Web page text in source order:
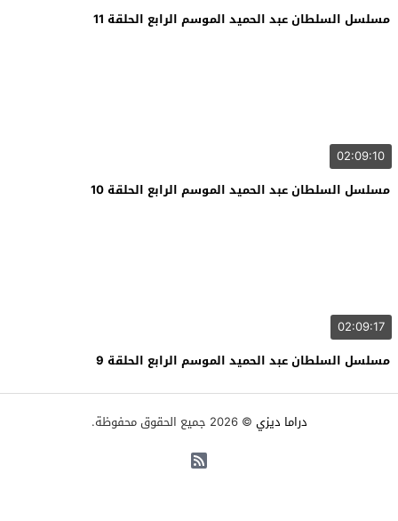
مسلسل السلطان عبد الحميد الموسم الرابع الحلقة 11
02:09:10
مسلسل السلطان عبد الحميد الموسم الرابع الحلقة 10
02:09:17
مسلسل السلطان عبد الحميد الموسم الرابع الحلقة 9
دراما ديزي © 2026 جميع الحقوق محفوظة.